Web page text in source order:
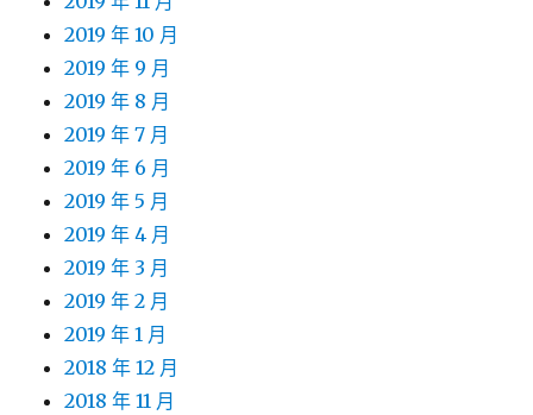
2019 年 10 月
2019 年 9 月
2019 年 8 月
2019 年 7 月
2019 年 6 月
2019 年 5 月
2019 年 4 月
2019 年 3 月
2019 年 2 月
2019 年 1 月
2018 年 12 月
2018 年 11 月